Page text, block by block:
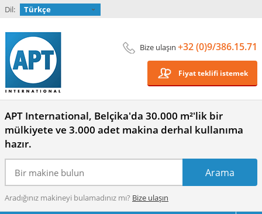
Dil: Türkçe
Bize ulaşın +32 (0)9/386.15.71
Fiyat teklifi istemek
APT International, Belçika'da 30.000 m²'lik bir
mülkiyete ve 3.000 adet makina derhal kullanıma
hazır.
Aradığınız makineyi bulamadınız mı? Bize ulaşın